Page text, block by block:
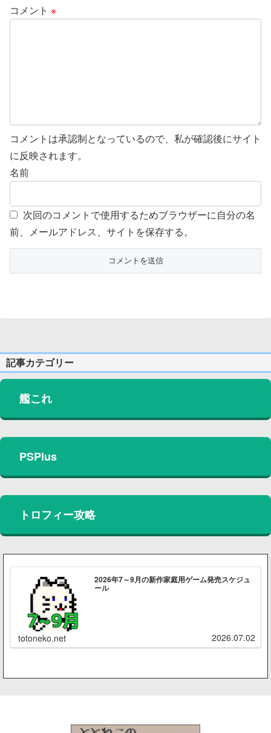
コメント ※
コメントは承認制となっているので、私が確認後にサイト
に反映されます。
名前
次回のコメントで使用するためブラウザーに自分の名
前、メールアドレス、サイトを保存する。
記事カテゴリー
艦これ
PSPlus
トロフィー攻略
2026年7～9月の新作家庭用ゲーム発売スケジュ
ール
totoneko.net 2026.07.02